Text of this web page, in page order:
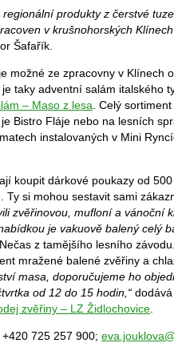
produkty z čerstvé
v krušnohorských
Šafařík.
možné ze zpracovny v Klínech
je taky adventní salám italského
– Maso z lesa . Celý
Bistro Fláje nebo na lesních
instalovaných v Mini
koupit dárkové poukazy od
si mohou sestavit sami
zvěřinovou, mufloní a vánoční
je vakuově balený celý
z tamějšího lesního
mražené balené zvěřiny a
masa, doporučujeme ho
od 12 do 15 hodin,“
zvěřiny – LZ Židlochovice
725 257 900;